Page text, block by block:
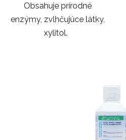
Obsahuje prírodné
enzýmy, zvlhčujúce látky,
xylitol.